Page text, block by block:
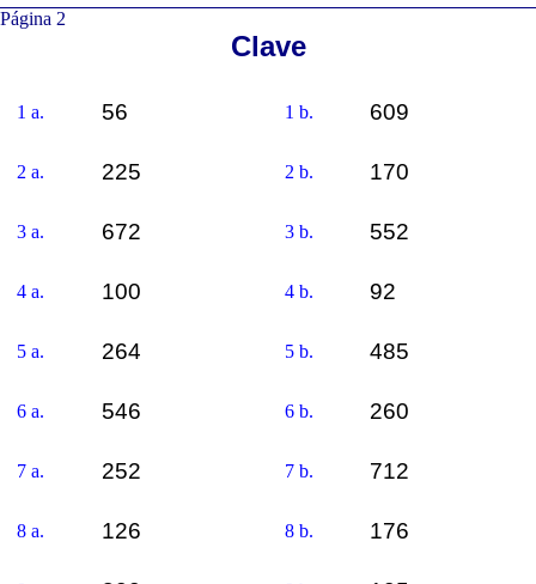
Página 2
Clave
1 a. 56 1 b. 609
2 a. 225 2 b. 170
3 a. 672 3 b. 552
4 a. 100 4 b. 92
5 a. 264 5 b. 485
6 a. 546 6 b. 260
7 a. 252 7 b. 712
8 a. 126 8 b. 176